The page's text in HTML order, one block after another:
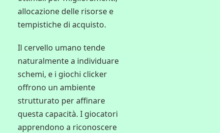
allocazione delle risorse e
tempistiche di acquisto.
Il cervello umano tende
naturalmente a individuare
schemi, e i giochi clicker
offrono un ambiente
strutturato per affinare
questa capacità. I giocatori
apprendono a riconoscere